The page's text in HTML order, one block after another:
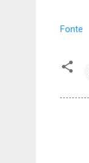
Fonte